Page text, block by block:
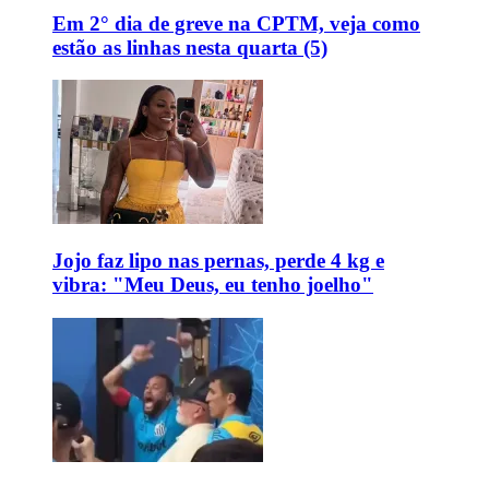
Em 2° dia de greve na CPTM, veja como
estão as linhas nesta quarta (5)
Jojo faz lipo nas pernas, perde 4 kg e
vibra: "Meu Deus, eu tenho joelho"